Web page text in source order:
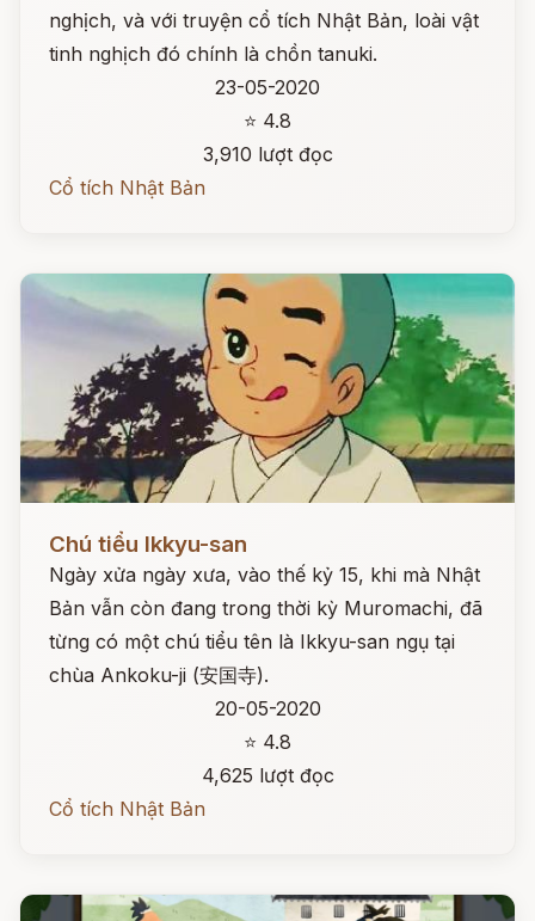
nghịch, và với truyện cổ tích Nhật Bản, loài vật
tinh nghịch đó chính là chồn tanuki.
23-05-2020
⭐ 4.8
3,910 lượt đọc
Cổ tích Nhật Bản
Chú tiểu Ikkyu-san
Ngày xửa ngày xưa, vào thế kỷ 15, khi mà Nhật
Bản vẫn còn đang trong thời kỳ Muromachi, đã
từng có một chú tiểu tên là Ikkyu-san ngụ tại
chùa Ankoku-ji (安国寺).
20-05-2020
⭐ 4.8
4,625 lượt đọc
Cổ tích Nhật Bản